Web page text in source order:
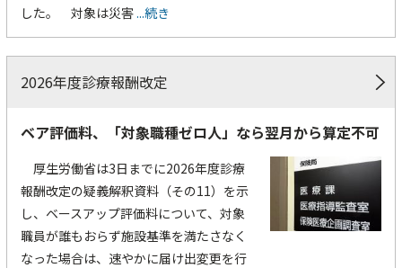
した。 対象は災害...続き
2026年度診療報酬改定
ベア評価料、「対象職種ゼロ人」なら翌月から算定不可
厚生労働省は3日までに2026年度診療
報酬改定の疑義解釈資料（その11）を示
し、ベースアップ評価料について、対象
職員が誰もおらず施設基準を満たさなく
なった場合は、速やかに届け出変更を行